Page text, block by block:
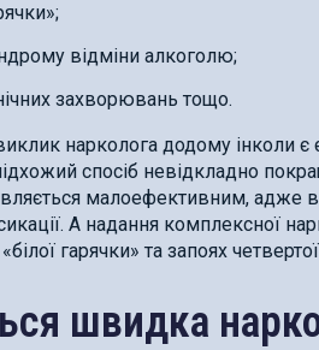
відміни алкоголю;
захворювань тощо.
нарколога додому інколи
спосіб невідкладно
малоефективним, адже в
А надання комплексної
гарячки» та запоях четвертої
швидка